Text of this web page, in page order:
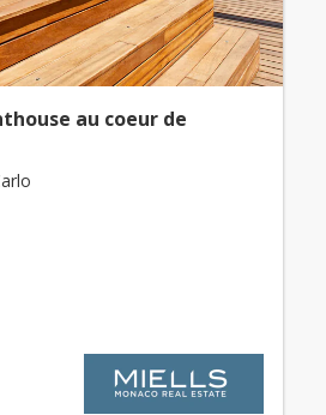
au coeur de